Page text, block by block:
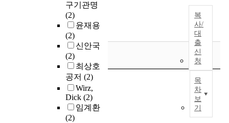
구기관명
(2)
윤재용
(2)
신안국
(2)
최상호
공저 (2)
Wirz,
Dick (2)
임계환
(2)
복
사/
대
출
신
청
목
차
보
기